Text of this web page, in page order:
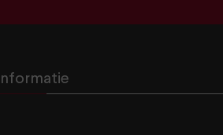
Informatie